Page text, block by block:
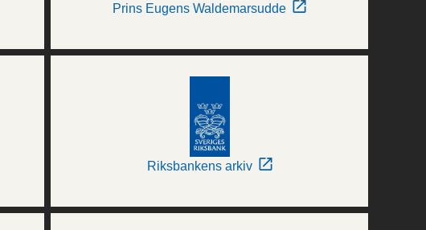
Prins Eugens Waldemarsudde
Riksbankens arkiv